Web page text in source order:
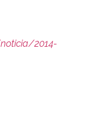
2014-